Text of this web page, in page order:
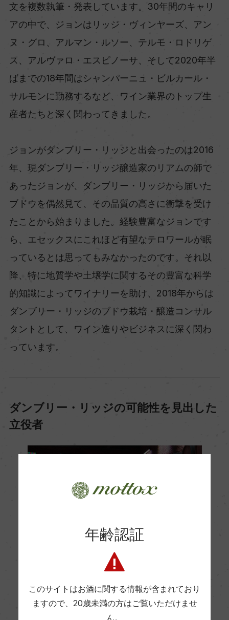
文を複数執筆・発表しています。30年間のキャリ
アの中で、ジョンはリッジ・ヴィンヤーズ、アン
ヌ・グロ、アルマン・ルソー、テルモ・ロドリゲ
ス、アルヴァロ・エスピノーサ、そして2020年半
ばまでの18年間はシャンパーニュ・ビルカール・
サルモンに勤務するなど、ワイン業界のトップ生
産者たちと深く関わってきました。
ジョンがダンブリー・リッジと出会ったのは2016
年、現ダンブリー・リッジ醸造家のリアムの師で
あったジョンが、ダンブリー・リッジから届いた
ブドウを偶然見て、その品質の高さに衝撃を受け
たことから始まりました。経験豊富なジョンです
ら、エセックスにこれほど有望なテロワールが眠
っているとは思ってもみなかったのです。それ以
降、特に地質学や土壌学に関するその豊富な科学
的知識によってワイナリーを助け、2018年からは
ダンブリー・リッジのブドウ栽培・醸造コンサル
タントとして、ワイン造りやビジネスに深く関わ
っています。
ダンブリー・リッジの可能性を見出した
立役者
年齢認証
このサイトはお酒に関する情報が含まれており
ますので、 20歳未満の方はご覧いただけませ
ん。